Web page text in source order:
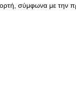
σύμφωνα με την